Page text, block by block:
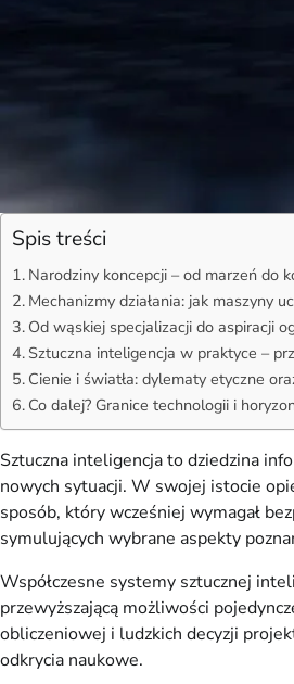
Spis treści
Narodziny koncepcji – od marzeń do
Mechanizmy działania: jak maszyny
Od wąskiej specjalizacji do aspiracji
Sztuczna inteligencja w praktyce –
Cienie i światła: dylematy etyczne
Co dalej? Granice technologii i
Sztuczna inteligencja to dziedzina
nowych sytuacji. W swojej istocie
sposób, który wcześniej wymagał
symulujących wybrane aspekty
Współczesne systemy sztucznej
przewyższającą możliwości
obliczeniowej i ludzkich decyzji
odkrycia naukowe.